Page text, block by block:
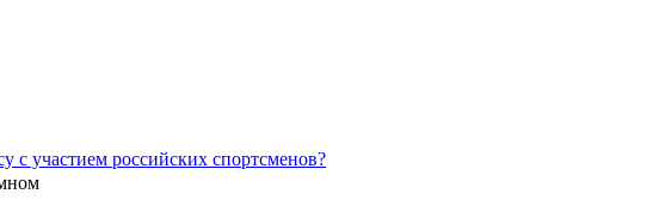
с участием российских спортсменов?